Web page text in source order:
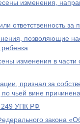
изменения,
ответственность за
позволяющие
изменения в
признал за
чьей вине
249 УПК РФ
закона